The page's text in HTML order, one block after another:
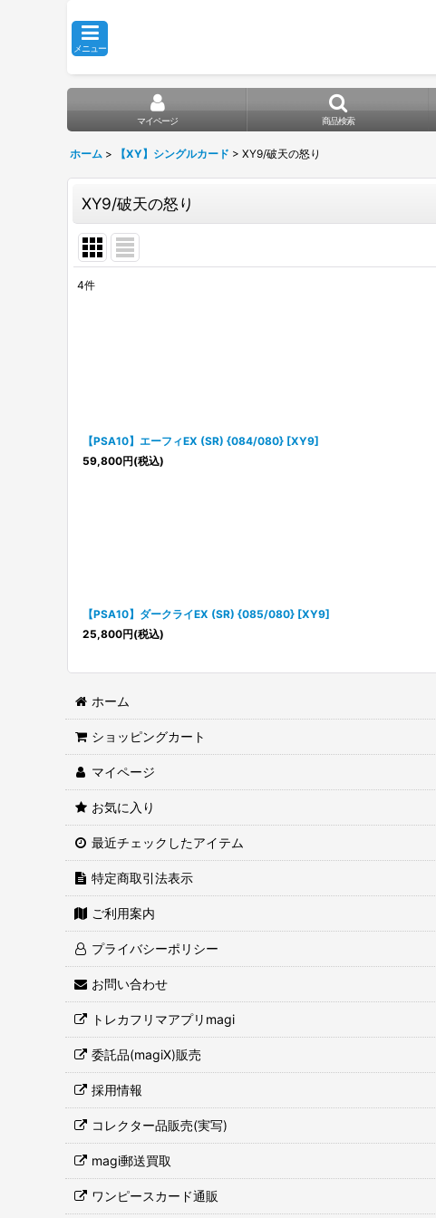
メニュー
マイページ 商品検索
ホーム > 【XY】シングルカード > XY9/破天の怒り
XY9/破天の怒り
4件
【PSA10】エーフィEX (SR) {084/080} [XY9]
59,800円(税込)
【PSA10】ダークライEX (SR) {085/080} [XY9]
25,800円(税込)
ホーム
ショッピングカート
マイページ
お気に入り
最近チェックしたアイテム
特定商取引法表示
ご利用案内
プライバシーポリシー
お問い合わせ
トレカフリマアプリmagi
委託品(magiX)販売
採用情報
コレクター品販売(実写)
magi郵送買取
ワンピースカード通販